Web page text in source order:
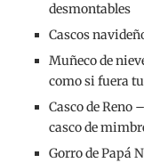
desmontables
Cascos
Muñeco de
como si fuera
Casco de Reno
casco de
Gorro de Papá